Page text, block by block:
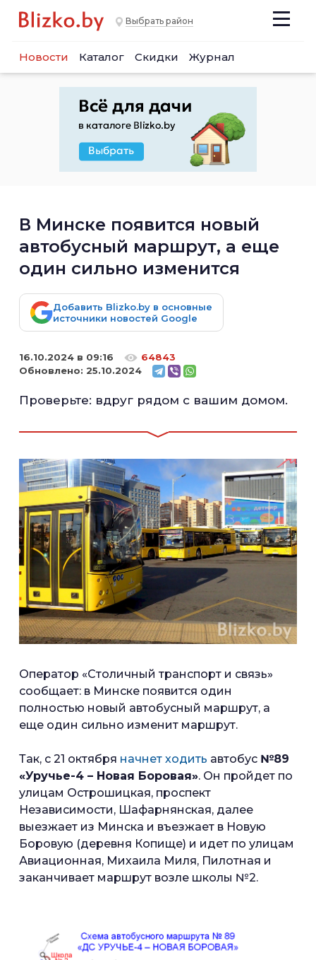
Выбрать район
Новости Каталог Скидки Журнал
В Минске появится новый
автобусный маршрут, а еще
один сильно изменится
Добавить Blizko.by в основные
источники новостей Google
16.10.2024 в 09:16
64843
Обновлено: 25.10.2024
Проверьте: вдруг рядом с вашим домом.
Оператор «Столичный транспорт и связь»
сообщает: в Минске появится один
полностью новый автобусный маршрут, а
еще один сильно изменит маршрут.
Так, с 21 октября начнет ходить автобус №89
«Уручье-4 – Новая Боровая». Он пройдет по
улицам Острошицкая, проспект
Независимости, Шафарнянская, далее
выезжает из Минска и въезжает в Новую
Боровую (деревня Копище) и идет по улицам
Авиационная, Михаила Миля, Пилотная и
заканчивает маршрут возле школы №2.